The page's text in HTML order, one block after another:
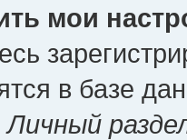
мои
в базе
Личный